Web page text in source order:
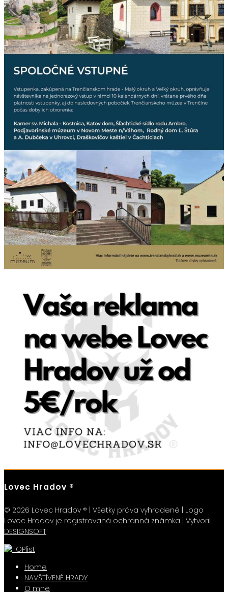
Lovec Hradov ®
© 2026 Lovec Hradov ® | Všetky práva vyhradené | Logo
Lovec Hradov je registrovaná ochranná známka | Vytvoril
DESIGNSOFT
Home
NAVŠTÍVENÉ HRADY
O mne